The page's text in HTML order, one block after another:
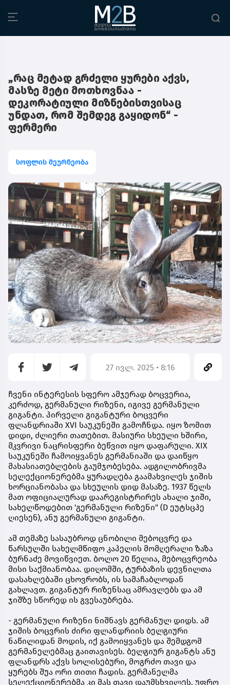
„რაც მეტად გრძელი ყურები აქვს,
მასზე მეტი მოთხოვნაა -
დეკორატიული მიზნებისთვისაც
უნდათ, რომ შემდეგ გაყიდონ“ -
ფერმერი
სოფლის მეურნეობა
27 ივლ. 2025 • 8:16
ჩვენი ინტერესის სფერო ამჯერად ბოცვერია,
კერძოდ, გერმანული რიზენი, იგივე გერმანული
გიგანტი. პირველი გიგანტური ბოცვერი
ფლანდრიაში XVI საუკუნეში გამოჩნდა. იყო ზომით
დიდი, ძლიერი თათებით. მასიური სხეული ხშირი,
მკვრივი ნაცრისფერი ბეწვით იყო დაფარული. XIX
საუკუნეში ჩამოიყვანეს გერმანიაში და დაიწყო
მახასიათებლების გაუმჯობესება. ადგილობრივმა
სელექციონერებმა ყურადღება გაამახვილეს ჯიშის
ხორციანობასა და სხეულის დიდ მასაზე. 1937 წელს
მათ ოფიციალურად დაარეგისტრირეს ახალი ჯიში,
სახელწოდებით 'გერმანული რიზენი" (D ეუტსცჰე
ღიესენ), ანუ გერმანული გიგანტი.
ამ თემაზე სასაუბროდ ცნობილი მებოცვრე და
წარსულში სახელმწიფო კაპელის მომღერალი ზაზა
ბურნაძე მოვიწვიეთ. ბოლო 20 წელია, მებოცვრეობა
მისი საქმიანობაა. დიღომში, ტურბაზის დევნილთა
დასახლებაში ცხოვრობს, ის სამაჩაბლოდან
გახლავთ. გიგანტურ რიზენსაც ამრავლებს და ამ
ჯიშზე სწორედ ის გვესაუბრება.
- გერმანული რიზენი ნიშნავს გერმანულ დიდს. ამ
ჯიშის ბოცვრის ძირი ფლანდრიის ბელგიური
ნაწილიდან მოდის, იქ გამოიყვანეს და შემდგომ
გერმანელებმაც გაითავისეს. ბელგიურ გიგანტს ანუ
ფლანდრს აქვს სოლისებური, მოგრძო თავი და
ყურებს შუა ორი თითი ჩადის. გერმანელმა
სელექციონერებმა კი მას თავი დაუმსხვილეს, უფრო